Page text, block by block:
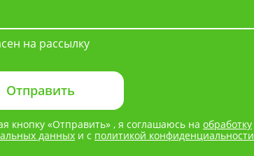
на рассылку
кнопку «Отправить» , я соглашаюсь на обработку
данных и с политикой конфиденциальности